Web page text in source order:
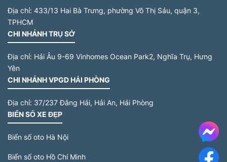
Địa chỉ: 433/13 Hai Bà Trưng, phường Võ Thị Sáu, quận 3,
TPHCM
CHI NHÁNH TRỤ SỞ
Địa chỉ: Hải Âu 9-69 Vinhomes Ocean Park2, Nghĩa Trụ, Hưng
Yên
CHI NHÁNH VPGD HẢI PHÒNG
Địa chỉ: 37/237 Đằng Hải, Hải An, Hải Phòng
BIỂN SỐ XE ĐẸP
Biển số oto Hà Nội
Biển số oto Hồ Chí Minh